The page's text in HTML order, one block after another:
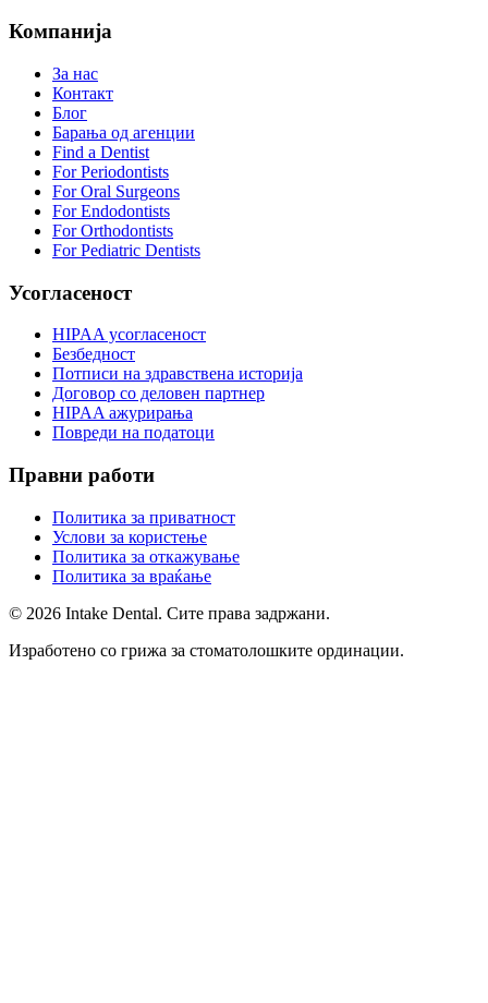
Компанија
За нас
Контакт
Блог
Барања од агенции
Find a Dentist
For Periodontists
For Oral Surgeons
For Endodontists
For Orthodontists
For Pediatric Dentists
Усогласеност
HIPAA усогласеност
Безбедност
Потписи на здравствена историја
Договор со деловен партнер
HIPAA ажурирања
Повреди на податоци
Правни работи
Политика за приватност
Услови за користење
Политика за откажување
Политика за враќање
© 2026 Intake Dental. Сите права задржани.
Изработено со грижа за стоматолошките ординации.